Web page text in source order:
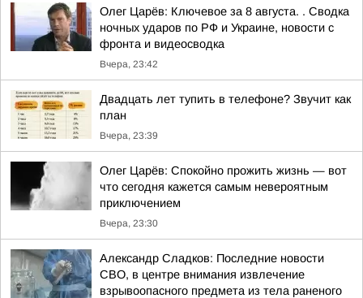
Олег Царёв: Ключевое за 8 августа. . Сводка
ночных ударов по РФ и Украине, новости с
фронта и видеосводка
Вчера, 23:42
Двадцать лет тупить в телефоне? Звучит как
план
Вчера, 23:39
Олег Царёв: Спокойно прожить жизнь — вот
что сегодня кажется самым невероятным
приключением
Вчера, 23:30
Александр Сладков: Последние новости
СВО, в центре внимания извлечение
взрывоопасного предмета из тела раненого